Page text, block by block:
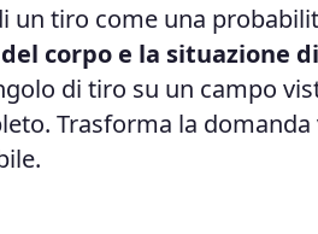
un tiro come una
corpo e la situazione
di tiro su un campo
Trasforma la domanda